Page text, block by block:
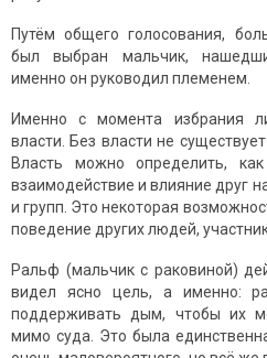
Путём общего голосования,
был выбран мальчик,
именно он руководил племенем.
Именно с момента избрания
власти. Без власти не
Власть можно определить,
взаимодействие и влияние друг
и групп. Это некоторая
поведение других людей,
Ральф (мальчик с раковиной)
видел ясно цель, а именно:
поддерживать дым, чтобы их
мимо суда. Это была